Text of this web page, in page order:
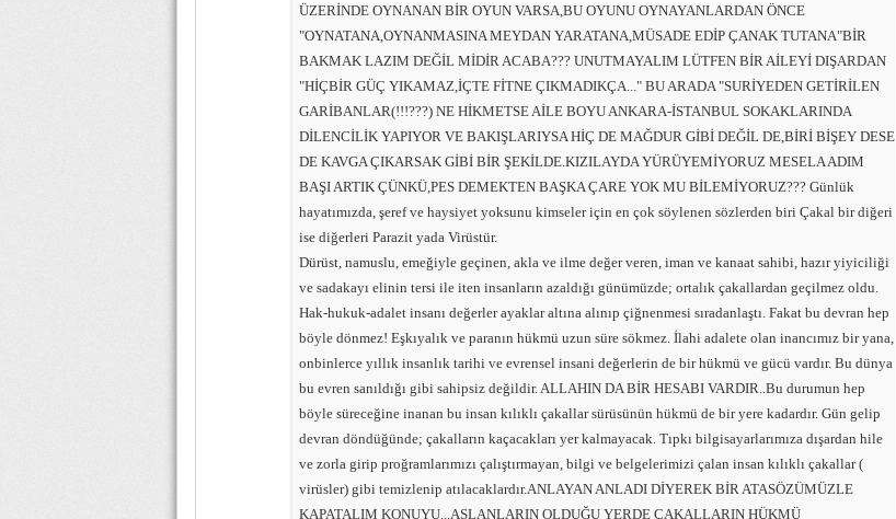
ÜZERİNDE OYNANAN BİR OYUN VARSA,BU OYUNU OYNAYANLARDAN ÖNCE
"OYNATANA,OYNANMASINA MEYDAN YARATANA,MÜSADE EDİP ÇANAK TUTANA"BİR
BAKMAK LAZIM DEĞİL MİDİR ACABA??? UNUTMAYALIM LÜTFEN BİR AİLEYİ DIŞARDAN
"HİÇBİR GÜÇ YIKAMAZ,İÇTE FİTNE ÇIKMADIKÇA..." BU ARADA "SURİYEDEN GETİRİLEN
GARİBANLAR(!!!???) NE HİKMETSE AİLE BOYU ANKARA-İSTANBUL SOKAKLARINDA
DİLENCİLİK YAPIYOR VE BAKIŞLARIYSA HİÇ DE MAĞDUR GİBİ DEĞİL DE,BİRİ BİŞEY DESE
DE KAVGA ÇIKARSAK GİBİ BİR ŞEKİLDE.KIZILAYDA YÜRÜYEMİYORUZ MESELA ADIM
BAŞI ARTIK ÇÜNKÜ,PES DEMEKTEN BAŞKA ÇARE YOK MU BİLEMİYORUZ??? Günlük
hayatımızda, şeref ve haysiyet yoksunu kimseler için en çok söylenen sözlerden biri Çakal bir diğeri
ise diğerleri Parazit yada Virüstür.
Dürüst, namuslu, emeğiyle geçinen, akla ve ilme değer veren, iman ve kanaat sahibi, hazır yiyiciliği
ve sadakayı elinin tersi ile iten insanların azaldığı günümüzde; ortalık çakallardan geçilmez oldu.
Hak-hukuk-adalet insanı değerler ayaklar altına alınıp çiğnenmesi sıradanlaştı. Fakat bu devran hep
böyle dönmez! Eşkıyalık ve paranın hükmü uzun süre sökmez. İlahi adalete olan inancımız bir yana,
onbinlerce yıllık insanlık tarihi ve evrensel insani değerlerin de bir hükmü ve gücü vardır. Bu dünya
bu evren sanıldığı gibi sahipsiz değildir. ALLAHIN DA BİR HESABI VARDIR..Bu durumun hep
böyle süreceğine inanan bu insan kılıklı çakallar sürüsünün hükmü de bir yere kadardır. Gün gelip
devran döndüğünde; çakalların kaçacakları yer kalmayacak. Tıpkı bilgisayarlarımıza dışardan hile
ve zorla girip proğramlarımızı çalıştırmayan, bilgi ve belgelerimizi çalan insan kılıklı çakallar (
virüsler) gibi temizlenip atılacaklardır.ANLAYAN ANLADI DİYEREK BİR ATASÖZÜMÜZLE
KAPATALIM KONUYU...ASLANLARIN OLDUĞU YERDE ÇAKALLARIN HÜKMÜ